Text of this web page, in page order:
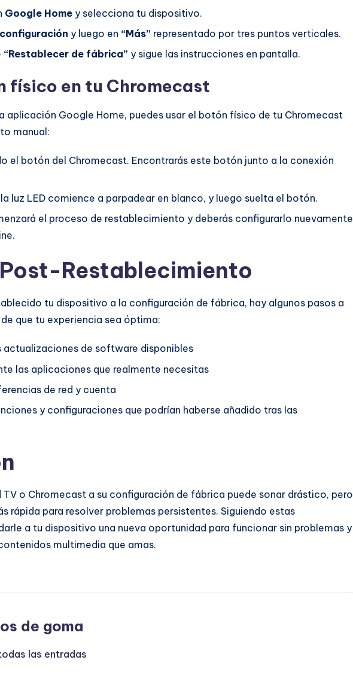
Google Home y selecciona tu dispositivo.
configuración y luego en “Más” representado por tres puntos verticales.
“Restablecer de fábrica” y sigue las instrucciones en pantalla.
físico en tu Chromecast
aplicación Google Home, puedes usar el botón físico de tu Chromecast
manual:
el botón del Chromecast. Encontrarás este botón junto a la conexión
luz LED comience a parpadear en blanco, y luego suelta el botón.
el proceso de restablecimiento y deberás configurarlo nuevamente
Restablecimiento
tu dispositivo a la configuración de fábrica, hay algunos pasos a
que tu experiencia sea óptima:
actualizaciones de software disponibles
las aplicaciones que realmente necesitas
de red y cuenta
y configuraciones que podrían haberse añadido tras las
TV o Chromecast a su configuración de fábrica puede sonar drástico, pero
rápida para resolver problemas persistentes. Siguiendo estas
a tu dispositivo una nueva oportunidad para funcionar sin problemas y
multimedia que amas.
de goma
las entradas